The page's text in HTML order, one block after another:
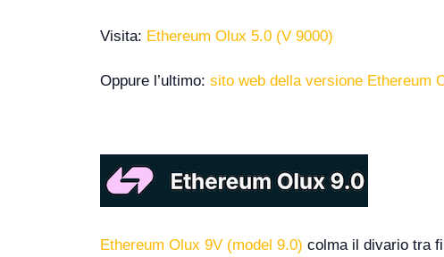
Visita: Ethereum Olux 5.0 (V 9000)
Oppure l’ultimo: sito web della versione Ethereum
Ethereum Olux 9V (model 9.0) colma il divario tra